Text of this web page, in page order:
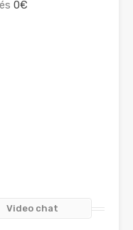
0€
Video chat